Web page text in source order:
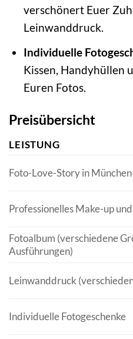
verschönert Euer
Leinwanddruck.
Individuelle
Kissen, Handyhüllen
Euren Fotos.
Preisübersicht
LEISTUNG
Foto-Love-Story in
Professionelles Make-up
Fotoalbum (verschiedene
Ausführungen)
Leinwanddruck
Individuelle Fotogeschenke